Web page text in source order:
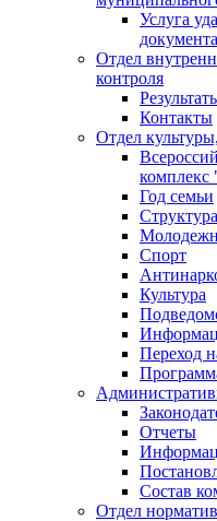
Услуга
Отдел
контроля
Контакты
Отдел
комплекс
Год семьи
Спорт
Культура
Переход
Отчеты
Состав
Отдел